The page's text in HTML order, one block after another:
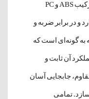
کار یا خانه می‌بخشد. جنس بدنه از ترکیب ABS و PC
و در برابر ضربه و
گونه‌ای است که
آن ثابت و
جابجایی آسان
تمامی